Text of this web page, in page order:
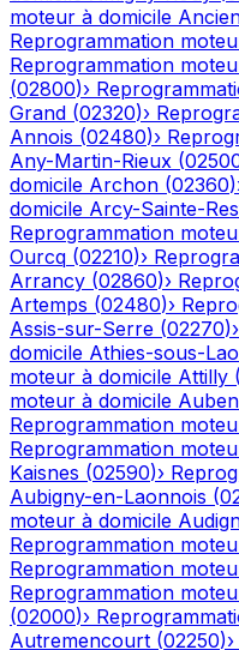
moteur à domicile
Reprogrammation
Reprogrammation
(02800)›
Grand (02320)›
Annois (02480)›
Any-Martin-Rieux (
domicile Archon (02360)
domicile Arcy-Sainte-
Reprogrammation
Ourcq (02210)›
Arrancy (02860)›
Artemps (02480)›
Assis-sur-Serre (02270)›
domicile Athies-sous-
moteur à domicile Attilly (
moteur à domicile
Reprogrammation
Reprogrammation
Kaisnes (02590)›
Aubigny-en-Laonnois (
moteur à domicile
Reprogrammation
Reprogrammation
Reprogrammation
(02000)›
Autremencourt (02250)›